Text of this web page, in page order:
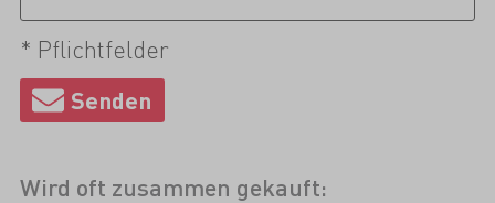
* Pflichtfelder
Wird oft zusammen gekauft: